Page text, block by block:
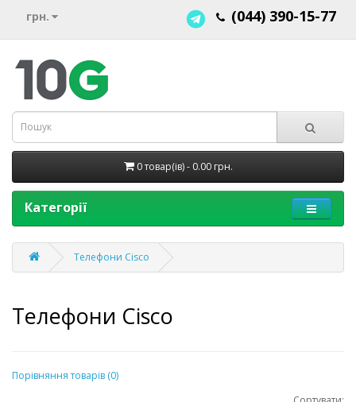
грн. (044) 390-15-77
0 товар(ів) - 0.00 грн.
Категорії
Телефони Cisco
Телефони Cisco
Порівняння товарів (0)